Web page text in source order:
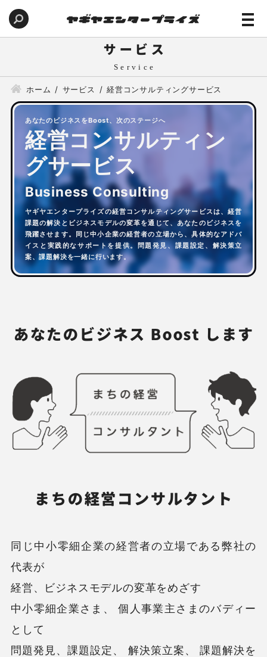
サービス
ホーム サービス 経営コンサルティングサービス
あなたのビジネスをBoost、次のステージへ
経営コンサルティン
グサービス
ヤギヤエンタープライズの経営コンサルティングサービスは、経営
課題の解決とビジネスモデルの変革を通じて、あなたのビジネスを
飛躍させます。同じ中小企業の経営者の立場から、具体的なアドバ
イスと実践的なサポートを提供。問題発見、課題設定、解決策立
案、課題解決を一緒に行います。
あなたのビジネス Boost します
まちの経営コンサルタント
同じ中小零細企業の経営者の立場である弊社の
代表が
経営、ビジネスモデルの変革をめざす
中小零細企業さま、 個人事業主さまのバディー
として
問題発見、課題設定、 解決策立案、 課題解決を